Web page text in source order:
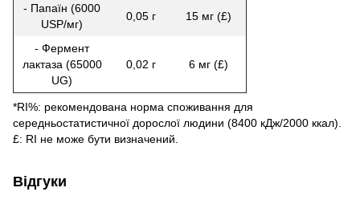
- Папаїн (6000
USP/мг)
0,05 г 15 мг (£)
- Фермент
лактаза (65000
UG)
0,02 г 6 мг (£)
*RI%: рекомендована норма споживання для
середньостатистичної дорослої людини (8400 кДж/2000 ккал).
£: RI не може бути визначений.
Відгуки